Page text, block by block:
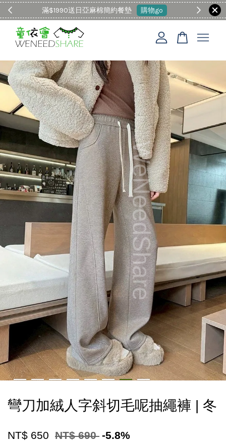
滿$1990送日亞麻棉簡約餐墊 購物go 童裝
彎刀加絨人字斜切毛呢抽繩褲 | 冬
NT$ 650 NT$ 690 -5.8%
您的購物車目前還是空的。
繼續購物